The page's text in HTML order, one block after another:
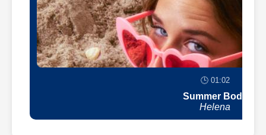
🕒 01:02
Summer Body
Helena